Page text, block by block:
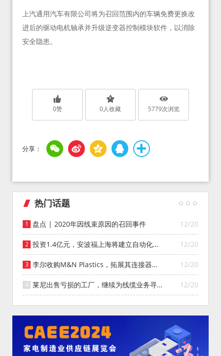
上汽通用汽车有限公司将为召回范围内的车辆免费更换改
进后的驱动电机轴承并升级逆变器控制模块软件，以消除
安全隐患。
0赞 0人收藏 5779次浏览
热门话题
12/20
盘点 | 2020年因线束原因的召回事件
12/20
投资1.4亿元，安波福上海将建立自动化智
能仓库
12/20
李尔收购M&N Plastics，拓展其连接器系
统业务
12/20
莱尼出售亏损的工厂，继续为线缆业务寻找
投资者